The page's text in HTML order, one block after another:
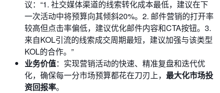
议：“1. 社交媒体渠道的线索转化成本最低，建议在下
一次活动中将预算向其倾斜20%。2. 邮件营销的打开率
较高但点击率偏低，建议优化邮件内容和CTA按钮。3.
来自KOL引流的线索成交周期最短，建议加强与该类型
KOL的合作。”
业务价值：实现营销活动的快速、精准复盘和迭代优
化，确保每一分市场预算都花在刀刃上， 最大化市场投
资回报率。